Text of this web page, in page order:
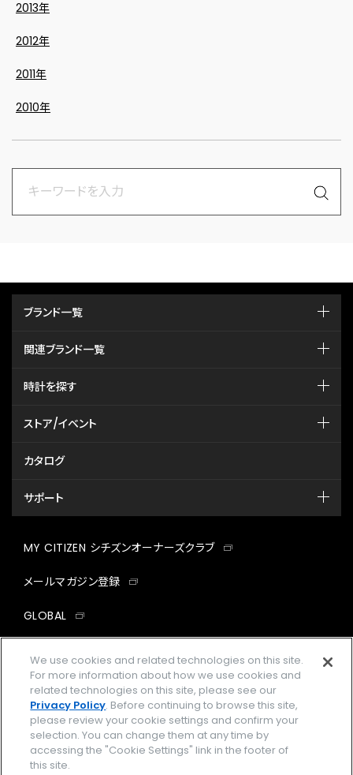
2013年
2012年
2011年
2010年
ブランド一覧
関連ブランド一覧
時計を探す
ストア/イベント
カタログ
サポート
MY CITIZEN シチズンオーナーズクラブ
メールマガジン登録
GLOBAL
facebookinstagramtwitter
企業情報 ご利用規約
プライバシーポリシー Cookies Settings
We use cookies and related technologies on this site.
For more information about how we use cookies and
related technologies on this site, please see our
Privacy Policy. Before continuing to browse this site,
please review your cookie settings and confirm your
selection. You can change them at any time by
accessing the "Cookie Settings" link in the footer of
this site.